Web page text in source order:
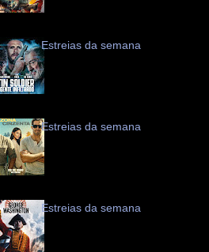
Estreias da semana
Estreias da semana
Estreias da semana